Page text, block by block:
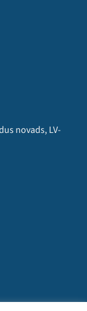
novads, LV-